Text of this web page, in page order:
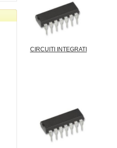
CIRCUITI INTEGRATI